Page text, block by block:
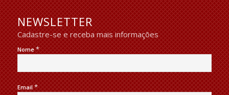
NEWSLETTER
Cadastre-se e receba mais informações
Nome*
Email*